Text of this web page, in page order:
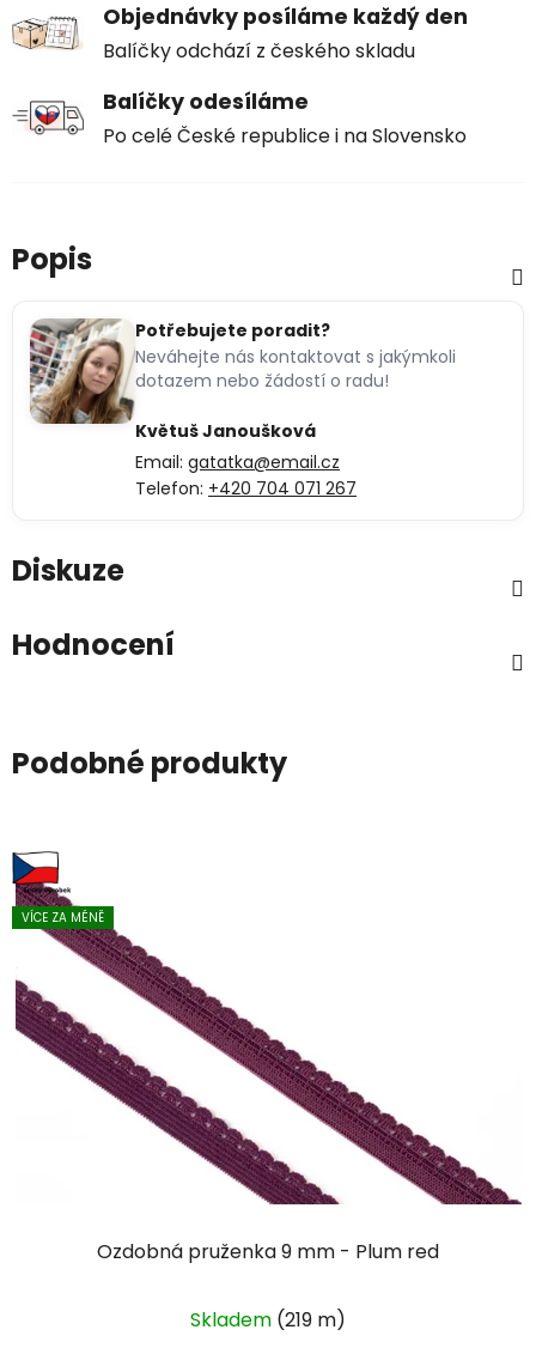
Objednávky posíláme každý den
Balíčky odchází z českého skladu
Balíčky odesíláme
Po celé České republice i na Slovensko
Popis
Potřebujete poradit?
Neváhejte nás kontaktovat s jakýmkoli
dotazem nebo žádostí o radu!
Květuš Janoušková
Email: gatatka@email.cz
Telefon: +420 704 071 267
Diskuze
Hodnocení
Podobné produkty
VÍCE ZA MÉNĚ
Ozdobná pruženka 9 mm - Plum red
Skladem (219 m)